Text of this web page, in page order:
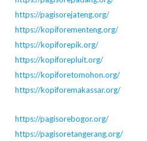
https://pagisorejateng.org/
https://kopiforementeng.org/
https://kopiforepik.org/
https://kopiforepluit.org/
https://kopiforetomohon.org/
https://kopiforemakassar.org/
https://pagisorebogor.org/
https://pagisoretangerang.org/